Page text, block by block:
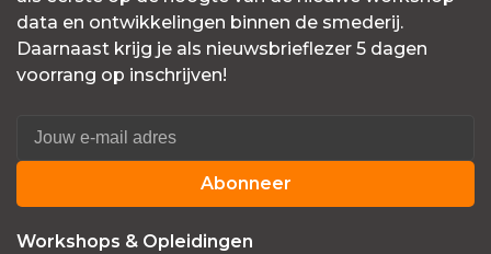
data en ontwikkelingen binnen de smederij.
Daarnaast krijg je als nieuwsbrieflezer 5 dagen
voorrang op inschrijven!
Abonneer
Workshops & Opleidingen